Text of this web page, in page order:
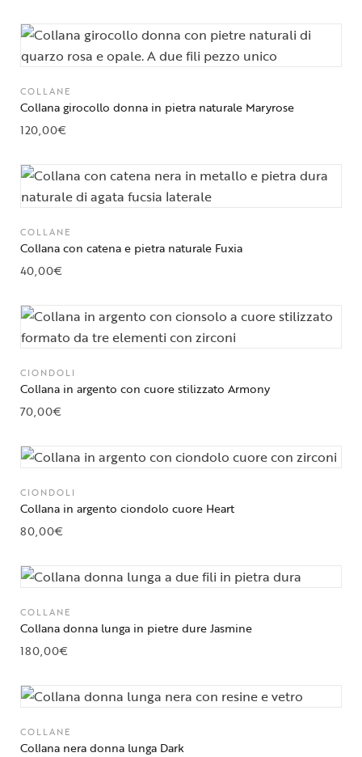
COLLANE
Collana girocollo donna in pietra naturale Maryrose
120,00€
COLLANE
Collana con catena e pietra naturale Fuxia
40,00€
CIONDOLI
Collana in argento con cuore stilizzato Armony
70,00€
CIONDOLI
Collana in argento ciondolo cuore Heart
80,00€
COLLANE
Collana donna lunga in pietre dure Jasmine
180,00€
COLLANE
Collana nera donna lunga Dark